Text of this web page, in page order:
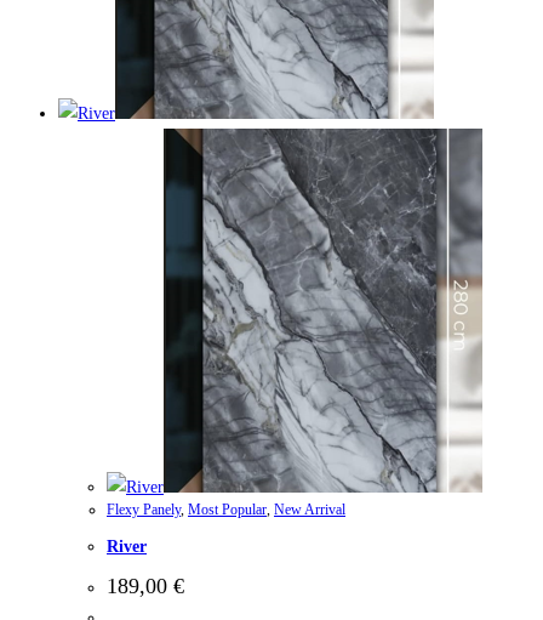
Flexy Panely, Most Popular, New Arrival
River
189,00 €